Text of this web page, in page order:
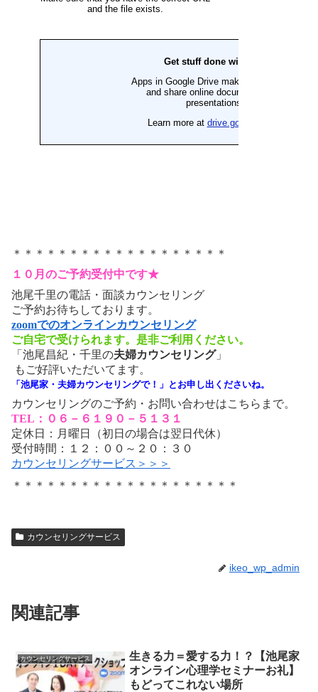
＊＊＊＊＊＊＊＊＊＊＊＊＊＊＊＊＊＊＊
１０月のご予約受付中です★
池尾千里の電話・面談カウンセリング
ご予約お待ちしております。
zoomでのオンラインカウンセリング
ご自宅で受けられます。是非ご利用ください。
「池尾昌紀・千里の夫婦カウンセリング」
もご好評いただいてます。
「池尾家・夫婦カウンセリングで！」とお申し出くださいね。
カウンセリングのご予約・お問い合わせはこちらまで。
TEL：０６－６１９０－５１３１
定休日：月曜日（初日の場合は翌日代休）
受付時間：１２：００～２０：３０
カウンセリングサービス＞＞＞
＊＊＊＊＊＊＊＊＊＊＊＊＊＊＊＊＊＊＊＊
カウンセリングサービス
ikeo_wp_admin
関連記事
カウンセリングサービス
生きる力＝愛する力！？【池尾家
オンライン心理学セミナーお礼】
もどってこれない場所